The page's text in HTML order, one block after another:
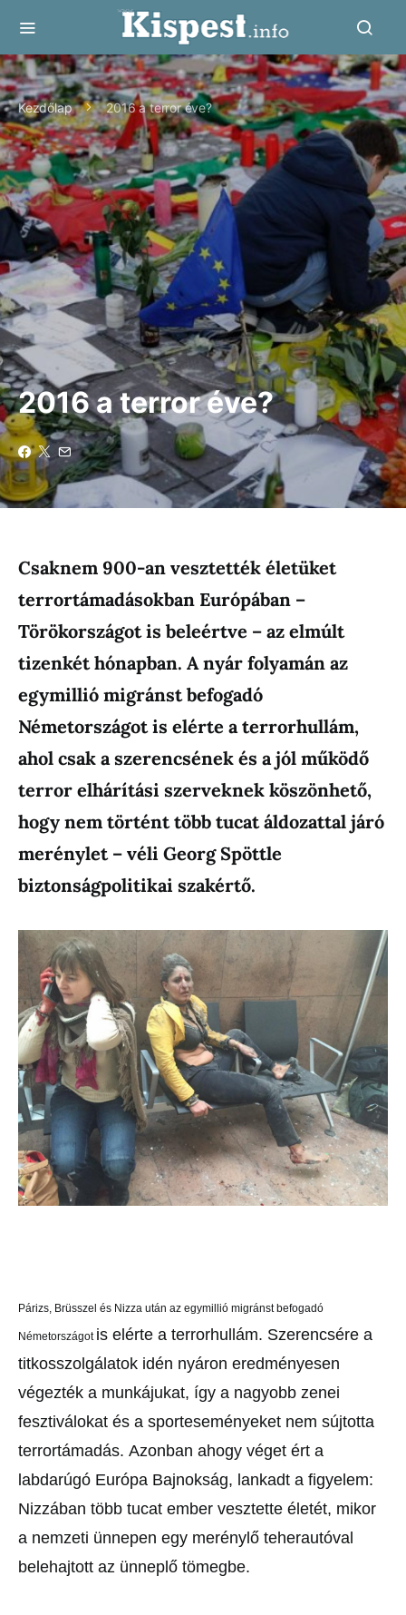
Kezdőlap 2016 a terror éve?
2016 a terror éve?
Csaknem 900-an vesztették életüket
terrortámadásokban Európában –
Törökországot is beleértve – az elmúlt
tizenkét hónapban. A nyár folyamán az
egymillió migránst befogadó
Németországot is elérte a terrorhullám,
ahol csak a szerencsének és a jól működő
terror elhárítási szerveknek köszönhető,
hogy nem történt több tucat áldozattal járó
merénylet – véli Georg Spöttle
biztonságpolitikai szakértő.
Párizs, Brüsszel és Nizza után az egymillió migránst befogadó
Németországot is elérte a terrorhullám. Szerencsére a
titkosszolgálatok idén nyáron eredményesen
végezték a munkájukat, így a nagyobb zenei
fesztiválokat és a sporteseményeket nem sújtotta
terrortámadás. Azonban ahogy véget ért a
labdarúgó Európa Bajnokság, lankadt a figyelem:
Nizzában több tucat ember vesztette életét, mikor
a nemzeti ünnepen egy merénylő teherautóval
belehajtott az ünneplő tömegbe.